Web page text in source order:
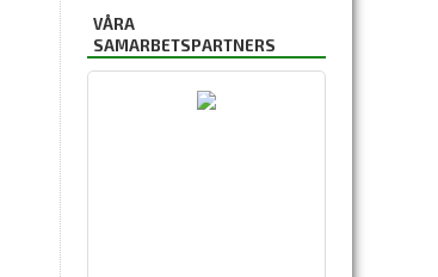
VÅRA
SAMARBETSPARTNERS